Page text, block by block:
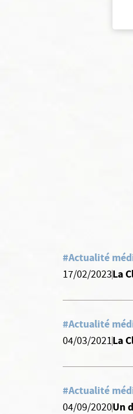
#Actualité
17/02/2023La
#Actualité
04/03/2021La
#Actualité
04/09/2020Un